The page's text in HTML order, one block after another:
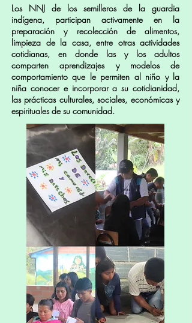
Los NNJ de los semilleros de la guardia
indígena, participan activamente en la
preparación y recolección de alimentos,
limpieza de la casa, entre otras actividades
cotidianas, en donde las y los adultos
comparten aprendizajes y modelos de
comportamiento que le permiten al niño y la
niña conocer e incorporar a su cotidianidad,
las prácticas culturales, sociales, económicas y
espirituales de su comunidad.